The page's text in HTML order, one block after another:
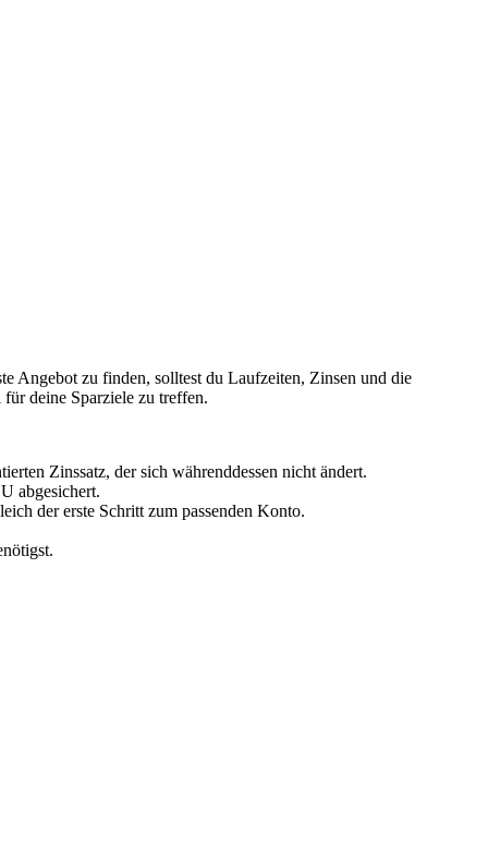
Angebot zu finden, solltest du Laufzeiten, Zinsen und die
deine Sparziele zu treffen.
Zinssatz, der sich währenddessen nicht ändert.
abgesichert.
der erste Schritt zum passenden Konto.